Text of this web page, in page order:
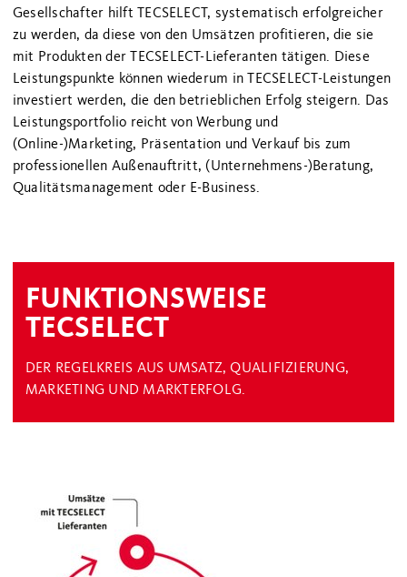
Gesellschafter hilft TECSELECT, systematisch erfolgreicher
zu werden, da diese von den Umsätzen profitieren, die sie
mit Produkten der TECSELECT-Lieferanten tätigen. Diese
Leistungspunkte können wiederum in TECSELECT-Leistungen
investiert werden, die den betrieblichen Erfolg steigern. Das
Leistungsportfolio reicht von Werbung und
(Online-)Marketing, Präsentation und Verkauf bis zum
professionellen Außenauftritt, (Unternehmens-)Beratung,
Qualitätsmanagement oder E-Business.
FUNKTIONSWEISE
TECSELECT
DER REGELKREIS AUS UMSATZ, QUALIFIZIERUNG,
MARKETING UND MARKTERFOLG.